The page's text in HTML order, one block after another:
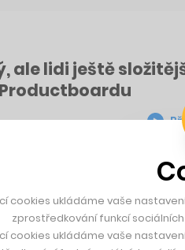
ale lidi ještě
Productboardu
Rychlá
cookies ukládáme vaše
zprostředkování funkcí
cookies ukládáme vaše